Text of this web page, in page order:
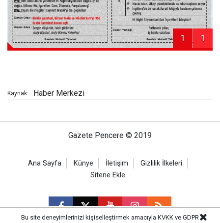
1 1
Kaynak: Haber Merkezi
Gazete Pencere © 2019
Ana Sayfa Künye İletişim
Gizlilik İlkeleri
Sitene Ekle
Bu site deneyimlerinizi kişiselleştirmek amacıyla KVKK ve GDPR